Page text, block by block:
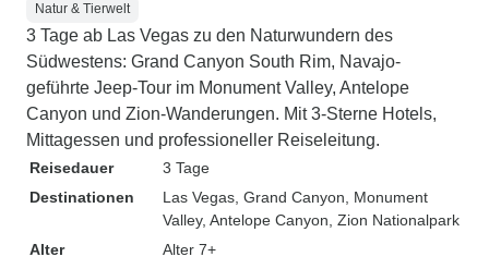
Natur & Tierwelt
3 Tage ab Las Vegas zu den Naturwundern des
Südwestens: Grand Canyon South Rim, Navajo-
geführte Jeep-Tour im Monument Valley, Antelope
Canyon und Zion-Wanderungen. Mit 3-Sterne Hotels,
Mittagessen und professioneller Reiseleitung.
Reisedauer
3 Tage
Destinationen
Las Vegas , Grand Canyon , Monument
Valley, Antelope Canyon , Zion Nationalpark
Alter
Alter 7+